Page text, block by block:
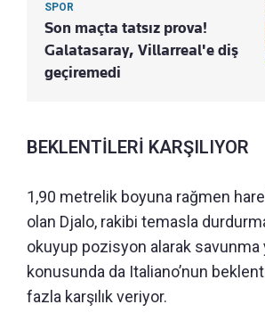
SPOR
Son maçta tatsız prova!
Galatasaray, Villarreal'e diş
geçiremedi
BEKLENTİLERİ KARŞILIYOR
1,90 metrelik boyuna rağmen
olan Djalo, rakibi temasla
okuyup pozisyon alarak savunma
konusunda da Italiano’nun
fazla karşılık veriyor.